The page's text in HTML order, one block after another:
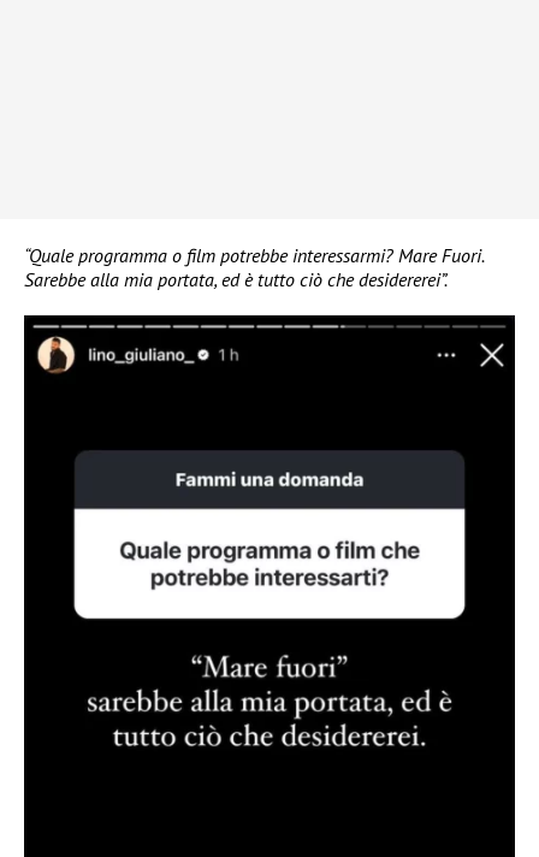
“Quale programma o film potrebbe interessarmi? Mare Fuori.
Sarebbe alla mia portata, ed è tutto ciò che desidererei”.